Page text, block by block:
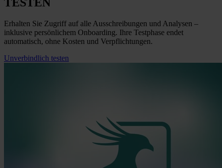
TESTEN
Erhalten Sie Zugriff auf alle Ausschreibungen und Analysen –
inklusive persönlichem Onboarding. Ihre Testphase endet
automatisch, ohne Kosten und Verpflichtungen.
Unverbindlich testen